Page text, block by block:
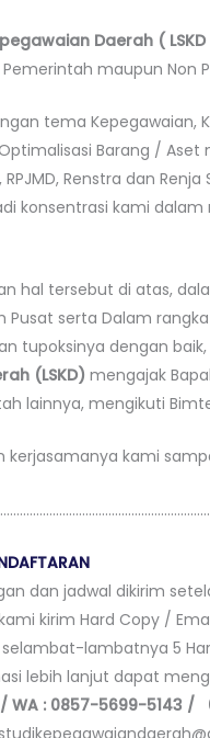
Daerah ( LSKD
Pemerintah maupun
tema Kepegawaian,
Barang /
RPJMD, Renstra dan
konsentrasi kami
hal tersebut di atas,
Pusat serta Dalam
tupoksinya dengan
(LSKD) mengajak
lainnya, mengikuti
kerjasamanya kami
dan jadwal dikirim
kirim Hard Copy /
lambatnya 5
lebih lanjut dapat
WA : 0857-5699-5143 /